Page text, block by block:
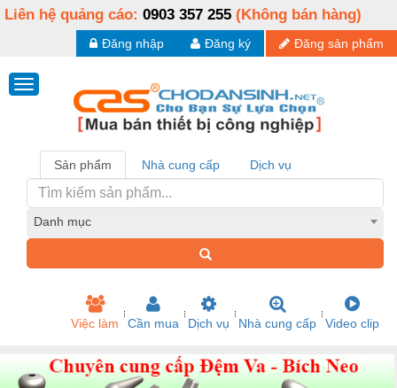
Liên hệ quảng cáo: 0903 357 255 (Không bán hàng)
Đăng sản phẩm
Đăng ký
Đăng nhập
Sản phẩm Nhà cung cấp Dịch vụ
Danh mục
Việc làm Cần mua Dịch vụ Nhà cung cấp Video clip